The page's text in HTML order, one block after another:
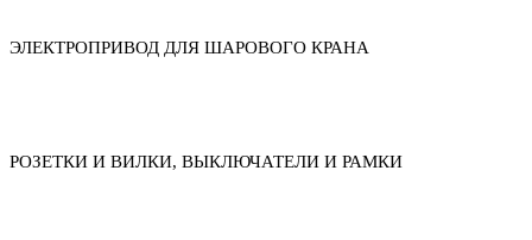
ЭЛЕКТРОПРИВОД ДЛЯ ШАРОВОГО КРАНА
РОЗЕТКИ И ВИЛКИ, ВЫКЛЮЧАТЕЛИ И РАМКИ